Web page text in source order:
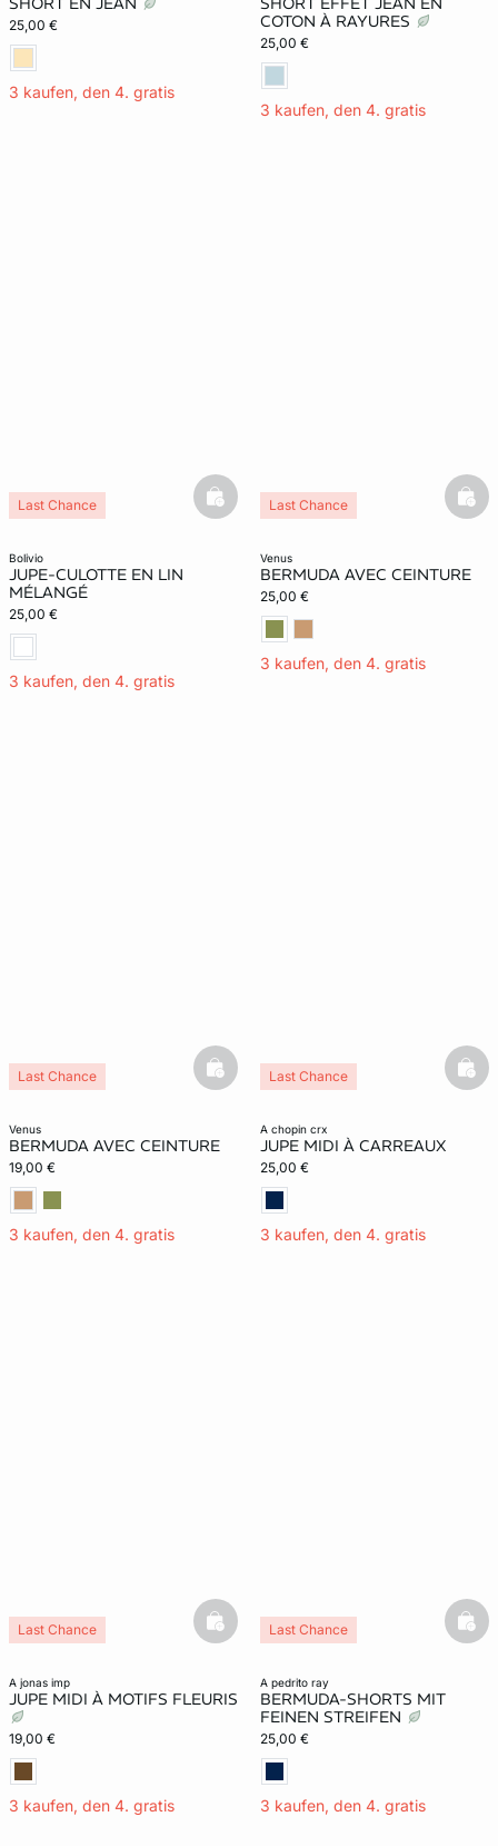
25,00 €
3 kaufen, den 4. gratis
COTON À RAYURES
25,00 €
3 kaufen, den 4. gratis
bolivio
JUPE-CULOTTE EN LIN
MÉLANGÉ
25,00 €
3 kaufen, den 4. gratis
Last Chance basketfull
venus
BERMUDA AVEC CEINTURE
25,00 €
3 kaufen, den 4. gratis
Last Chance
venus
BERMUDA AVEC CEINTURE
19,00 €
3 kaufen, den 4. gratis
Last Chance basketfull
a chopin crx
JUPE MIDI À CARREAUX
25,00 €
3 kaufen, den 4. gratis
Last Chance
a jonas imp
JUPE MIDI À MOTIFS FLEURIS
19,00 €
3 kaufen, den 4. gratis
Last Chance basketfull
a pedrito ray
BERMUDA-SHORTS MIT
FEINEN STREIFEN
25,00 €
3 kaufen, den 4. gratis
Last Chance